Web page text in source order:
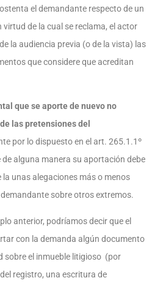
el demandante respecto de un
de la cual se reclama, el actor
la audiencia previa (o de la vista) las
que considere que acreditan
que se aporte de nuevo no
las pretensiones del
por lo dispuesto en el art. 265.1.1º
alguna manera su aportación debe
la unas alegaciones más o menos
sobre otros extremos.
anterior, podríamos decir que el
con la demanda algún documento
sobre el inmueble litigioso (por
registro, una escritura de